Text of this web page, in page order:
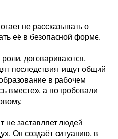
не рассказывать о
её в безопасной форме.
договариваются,
последствия, ищут общий
в рабочем
вместе», а попробовали
не заставляет людей
Он создаёт ситуацию, в